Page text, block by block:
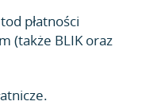
płatności
(także BLIK oraz